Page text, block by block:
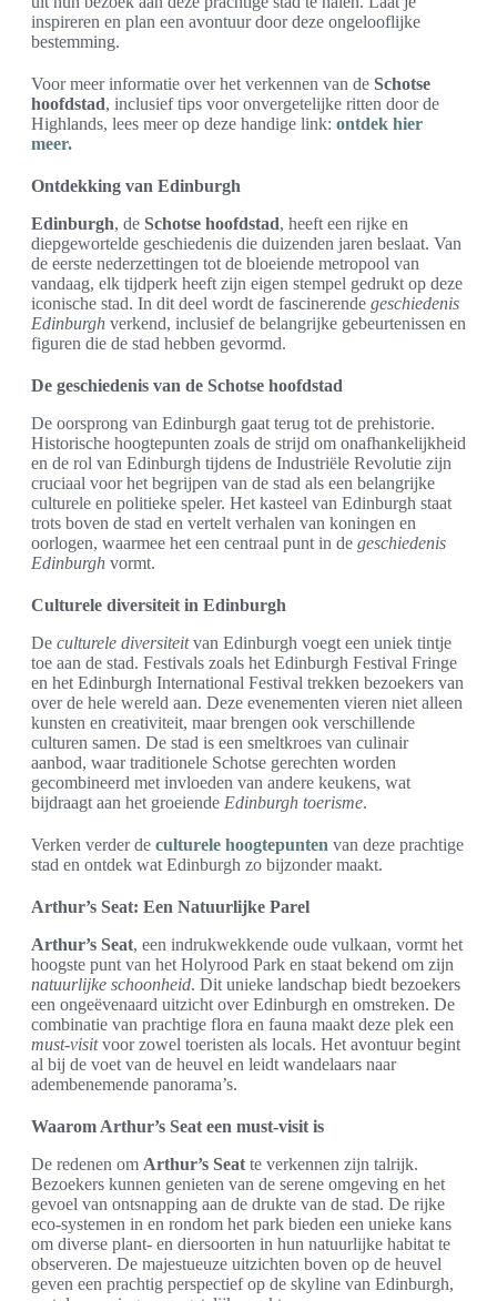
inspireren en plan een avontuur door deze ongelooflijke
bestemming.
Voor meer informatie over het verkennen van de Schotse
hoofdstad, inclusief tips voor onvergetelijke ritten door de
Highlands, lees meer op deze handige link: ontdek hier
meer.
Ontdekking van Edinburgh
Edinburgh, de Schotse hoofdstad, heeft een rijke en
diepgewortelde geschiedenis die duizenden jaren beslaat. Van
de eerste nederzettingen tot de bloeiende metropool van
vandaag, elk tijdperk heeft zijn eigen stempel gedrukt op deze
iconische stad. In dit deel wordt de fascinerende geschiedenis
Edinburgh verkend, inclusief de belangrijke gebeurtenissen en
figuren die de stad hebben gevormd.
De geschiedenis van de Schotse hoofdstad
De oorsprong van Edinburgh gaat terug tot de prehistorie.
Historische hoogtepunten zoals de strijd om onafhankelijkheid
en de rol van Edinburgh tijdens de Industriële Revolutie zijn
cruciaal voor het begrijpen van de stad als een belangrijke
culturele en politieke speler. Het kasteel van Edinburgh staat
trots boven de stad en vertelt verhalen van koningen en
oorlogen, waarmee het een centraal punt in de geschiedenis
Edinburgh vormt.
Culturele diversiteit in Edinburgh
De culturele diversiteitvan Edinburgh voegt een uniek tintje
toe aan de stad. Festivals zoals het Edinburgh Festival Fringe
en het Edinburgh International Festival trekken bezoekers van
over de hele wereld aan. Deze evenementen vieren niet alleen
kunsten en creativiteit, maar brengen ook verschillende
culturen samen. De stad is een smeltkroes van culinair
aanbod, waar traditionele Schotse gerechten worden
gecombineerd met invloeden van andere keukens, wat
bijdraagt aan het groeiende Edinburgh toerisme.
Verken verder de culturele hoogtepunten van deze prachtige
stad en ontdek wat Edinburgh zo bijzonder maakt.
Arthur’s Seat: Een Natuurlijke Parel
Arthur’s Seat, een indrukwekkende oude vulkaan, vormt het
hoogste punt van het Holyrood Park en staat bekend om zijn
natuurlijke schoonheid. Dit unieke landschap biedt bezoekers
een ongeëvenaard uitzicht over Edinburgh en omstreken. De
combinatie van prachtige flora en fauna maakt deze plek een
must-visitvoor zowel toeristen als locals. Het avontuur begint
al bij de voet van de heuvel en leidt wandelaars naar
adembenemende panorama’s.
Waarom Arthur’s Seat een must-visit is
De redenen om Arthur’s Seat te verkennen zijn talrijk.
Bezoekers kunnen genieten van de serene omgeving en het
gevoel van ontsnapping aan de drukte van de stad. De rijke
eco-systemen in en rondom het park bieden een unieke kans
om diverse plant- en diersoorten in hun natuurlijke habitat te
observeren. De majestueuze uitzichten boven op de heuvel
geven een prachtig perspectief op de skyline van Edinburgh,